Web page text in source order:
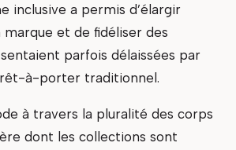
inclusive a permis d’élargir
marque et de fidéliser des
parfois délaissées par
à-porter traditionnel.
à travers la pluralité des corps
dont les collections sont